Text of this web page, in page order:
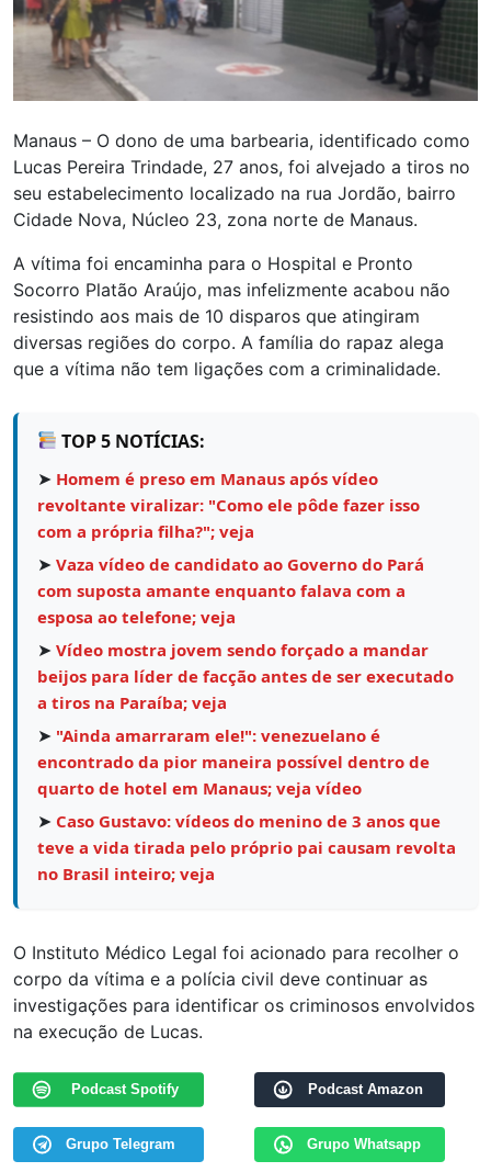
Manaus – O dono de uma barbearia, identificado como
Lucas Pereira Trindade, 27 anos, foi alvejado a tiros no
seu estabelecimento localizado na rua Jordão, bairro
Cidade Nova, Núcleo 23, zona norte de Manaus.
A vítima foi encaminha para o Hospital e Pronto
Socorro Platão Araújo, mas infelizmente acabou não
resistindo aos mais de 10 disparos que atingiram
diversas regiões do corpo. A família do rapaz alega
que a vítima não tem ligações com a criminalidade.
TOP 5 NOTÍCIAS:
➤ Homem é preso em Manaus após vídeo
revoltante viralizar: "Como ele pôde fazer isso
com a própria filha?"; veja
➤ Vaza vídeo de candidato ao Governo do Pará
com suposta amante enquanto falava com a
esposa ao telefone; veja
➤ Vídeo mostra jovem sendo forçado a mandar
beijos para líder de facção antes de ser executado
a tiros na Paraíba; veja
➤ "Ainda amarraram ele!": venezuelano é
encontrado da pior maneira possível dentro de
quarto de hotel em Manaus; veja vídeo
➤ Caso Gustavo: vídeos do menino de 3 anos que
teve a vida tirada pelo próprio pai causam revolta
no Brasil inteiro; veja
O Instituto Médico Legal foi acionado para recolher o
corpo da vítima e a polícia civil deve continuar as
investigações para identificar os criminosos envolvidos
na execução de Lucas.
Podcast Spotify Podcast Amazon
Grupo Telegram Grupo Whatsapp